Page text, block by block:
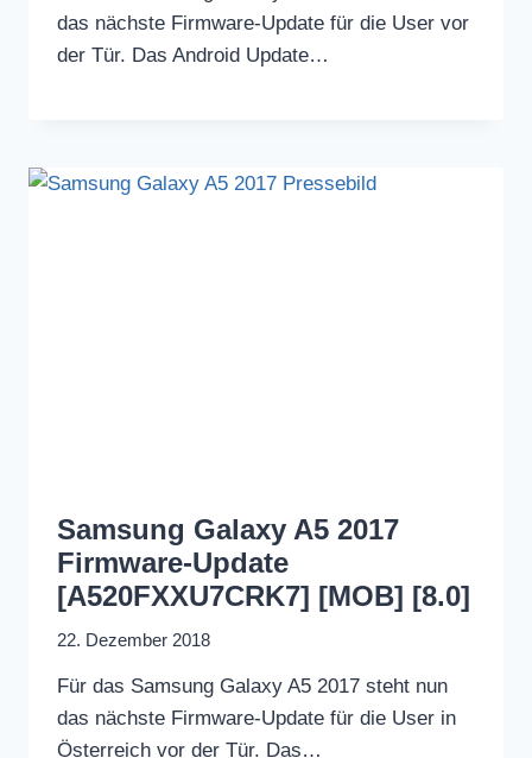
das nächste Firmware-Update für die User vor
der Tür. Das Android Update…
Samsung Galaxy A5 2017
Firmware-Update
[A520FXXU7CRK7] [MOB] [8.0]
22. Dezember 2018
Für das Samsung Galaxy A5 2017 steht nun
das nächste Firmware-Update für die User in
Österreich vor der Tür. Das…